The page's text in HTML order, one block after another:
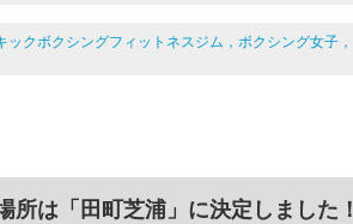
クボクシングフィットネスジム，ボクシング女子，
所は「田町芝浦」に決定しました！